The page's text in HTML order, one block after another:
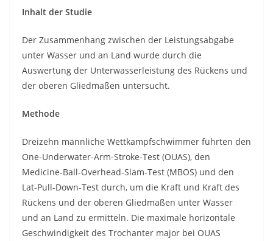
Inhalt der Studie
Der Zusammenhang zwischen der Leistungsabgabe
unter Wasser und an Land wurde durch die
Auswertung der Unterwasserleistung des Rückens und
der oberen Gliedmaßen untersucht.
Methode
Dreizehn männliche Wettkampfschwimmer führten den
One-Underwater-Arm-Stroke-Test (OUAS), den
Medicine-Ball-Overhead-Slam-Test (MBOS) und den
Lat-Pull-Down-Test durch, um die Kraft und Kraft des
Rückens und der oberen Gliedmaßen unter Wasser
und an Land zu ermitteln. Die maximale horizontale
Geschwindigkeit des Trochanter major bei OUAS